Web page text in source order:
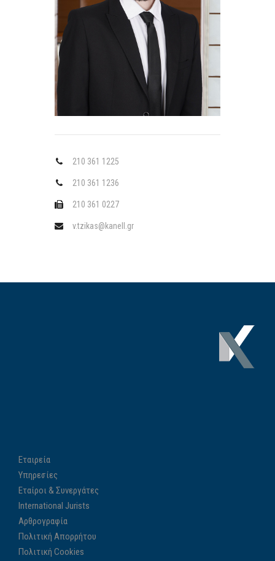
210 361 1225
210 361 1236
210 361 0227
v.tzikas@kanell.gr
Εταιρεία
Υπηρεσίες
Εταίροι & Συνεργάτες
International Jurists
Αρθρογραφία
Πολιτική Απορρήτου
Πολιτική Cookies